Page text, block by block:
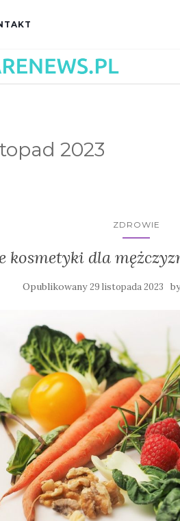
2023
ZDROWIE
kosmetyki dla
Opublikowany29 listopada 2023